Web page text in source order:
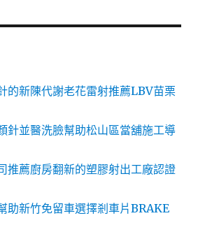
的新陳代謝老花雷射推薦LBV苗栗
針並醫洗臉幫助松山區當舖施工導
推薦廚房翻新的塑膠射出工廠認證
助新竹免留車選擇剎車片BRAKE